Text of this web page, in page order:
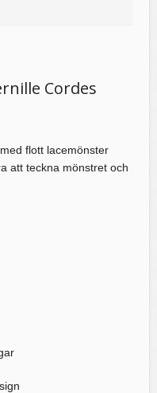
Cordes
flott lacemönster
att teckna mönstret och